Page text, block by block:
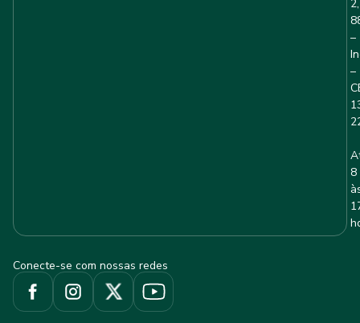
2,
–
–
8
Conecte-se com nossas redes